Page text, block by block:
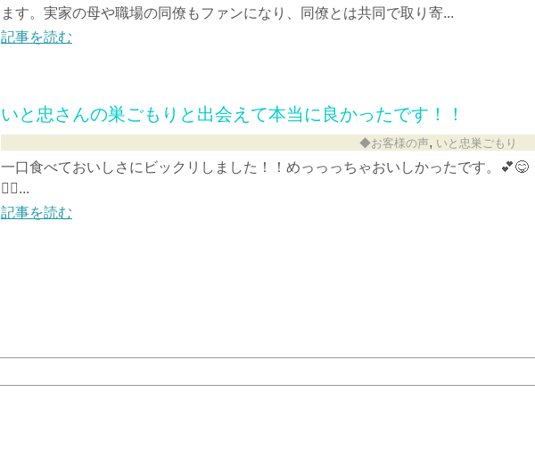
ます。実家の母や職場の同僚もファンになり、同僚とは共同で取り寄...
記事を読む
いと忠さんの巣ごもりと出会えて本当に良かったです！！
◆お客様の声, いと忠巣ごもり
一口食べておいしさにビックリしました！！めっっっちゃおいしかったです。💕😋
✌🏼...
記事を読む